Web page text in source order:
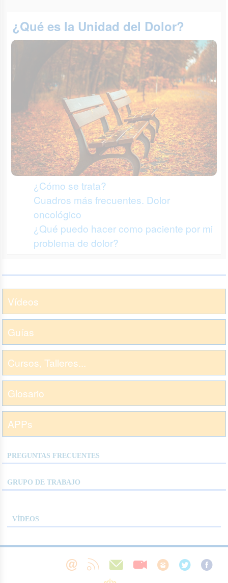
¿Qué es la Unidad del Dolor?
¿Cómo se trata?
Cuadros más frecuentes. Dolor
oncológico
¿Qué puedo hacer como paciente por mi
problema de dolor?
Vídeos
Guías
Cursos, Talleres...
Glosario
APPs
PREGUNTAS FRECUENTES
GRUPO DE TRABAJO
VÍDEOS